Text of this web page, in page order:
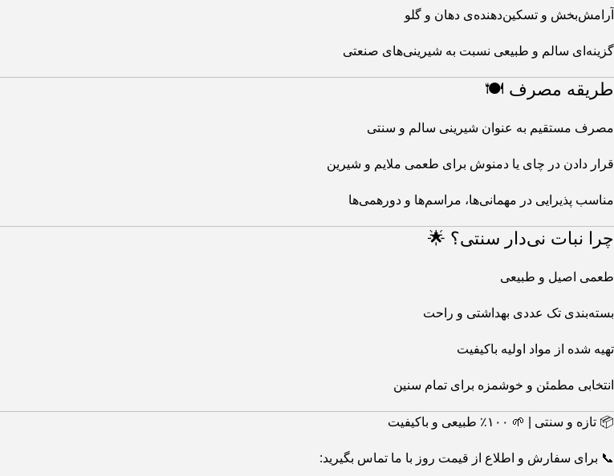
آرامش‌بخش و تسکین‌دهنده‌ی دهان و گلو
گزینه‌ای سالم و طبیعی نسبت به شیرینی‌های صنعتی
طریقه مصرف 🍽️
مصرف مستقیم به عنوان شیرینی سالم و سنتی
قرار دادن در چای یا دمنوش برای طعمی ملایم و شیرین
مناسب پذیرایی در مهمانی‌ها، مراسم‌ها و دورهمی‌ها
چرا نبات نی‌دار سنتی؟ 🌟
طعمی اصیل و طبیعی
بسته‌بندی تک عددی بهداشتی و راحت
تهیه شده از مواد اولیه باکیفیت
انتخابی مطمئن و خوشمزه برای تمام سنین
📦 تازه و سنتی | 🌱 ۱۰۰٪ طبیعی و باکیفیت
📞 برای سفارش و اطلاع از قیمت روز با ما تماس بگیرید: